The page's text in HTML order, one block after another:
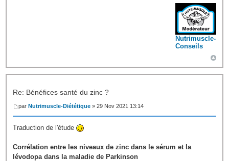
Nutrimuscle-
Conseils
Re: Bénéfices santé du zinc ?
parNutrimuscle-Diététique » 29 Nov 2021 13:14
Traduction de l'étude
Corrélation entre les niveaux de zinc dans le sérum et la
lévodopa dans la maladie de Parkinson